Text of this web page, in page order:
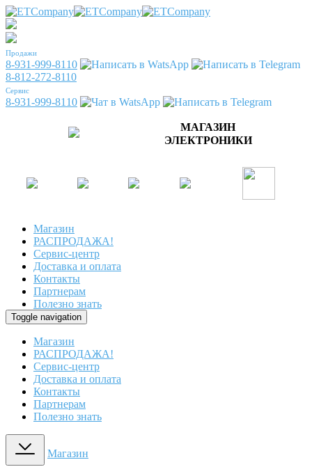
Продажи
8-931-999-8110
8-812-272-8110
Сервис
8-931-999-8110
МАГАЗИН
ЭЛЕКТРОНИКИ
Магазин
РАСПРОДАЖА!
Сервис-центр
Доставка и оплата
Контакты
Партнерам
Полезно знать
Toggle navigation
Магазин
РАСПРОДАЖА!
Сервис-центр
Доставка и оплата
Контакты
Партнерам
Полезно знать
Магазин